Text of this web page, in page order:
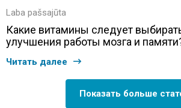
Laba pašsajūta
Какие витамины следует
улучшения работы мозга и
Читать далее
Показать больше